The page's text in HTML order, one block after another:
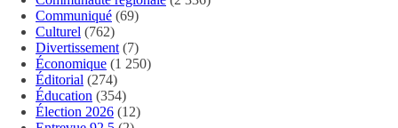
Communiqué (69)
Culturel (762)
Divertissement (7)
Économique (1 250)
Éditorial (274)
Éducation (354)
Élection 2026 (12)